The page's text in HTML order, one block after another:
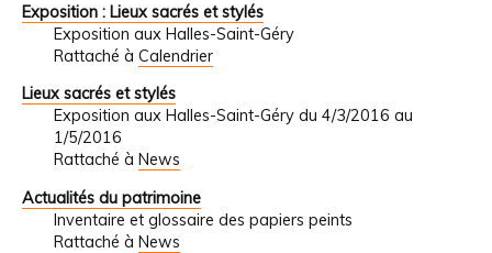
Exposition : Lieux sacrés et stylés
Exposition aux Halles-Saint-Géry
Rattaché à Calendrier
Lieux sacrés et stylés
Exposition aux Halles-Saint-Géry du 4/3/2016 au
1/5/2016
Rattaché à News
Actualités du patrimoine
Inventaire et glossaire des papiers peints
Rattaché à News